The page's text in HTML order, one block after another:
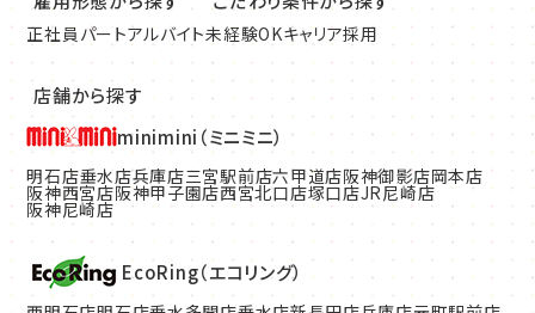
正社員 パートアルバイト未経験OKキャリア採用
店舗から探す
minimini（ミニミニ）
明石店垂水店兵庫店三宮駅前店六甲道店阪神御影店岡本店
阪神西宮店阪神甲子園店西宮北口店塚口店JR尼崎店
阪神尼崎店
EcoRing（エコリング）